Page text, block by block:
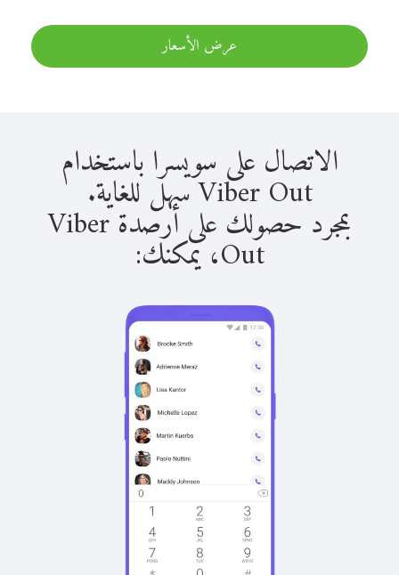
عرض الأسعار
الاتصال على سويسرا باستخدام
Viber Out سهل للغاية.
بمجرد حصولك على أرصدة Viber
Out، يمكنك: